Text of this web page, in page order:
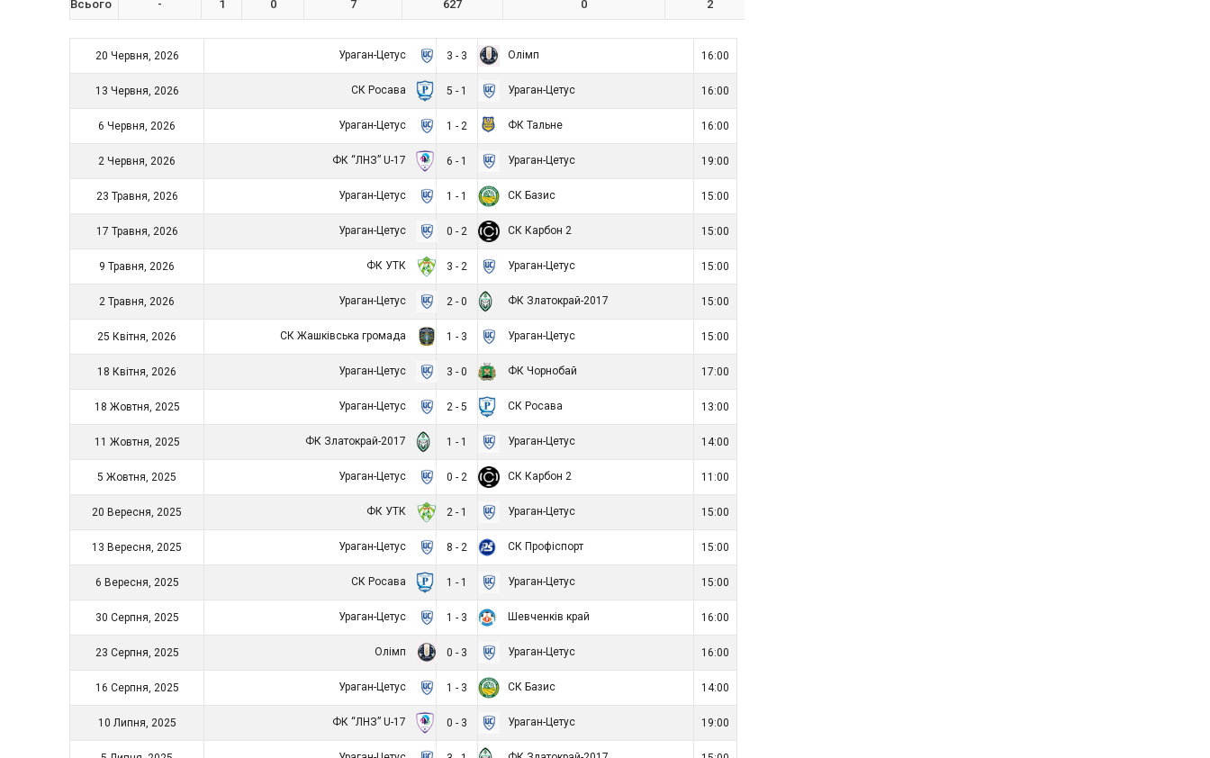
Всього - 1 0 7 627 0 2
20 Червня, 2026 Ураган-Цетус 3 - 3 Олімп 16:00
13 Червня, 2026 СК Росава 5 - 1 Ураган-Цетус 16:00
6 Червня, 2026 Ураган-Цетус 1 - 2 ФК Тальне 16:00
2 Червня, 2026 ФК “ЛНЗ” U-17 6 - 1 Ураган-Цетус 19:00
23 Травня, 2026 Ураган-Цетус 1 - 1 СК Базис 15:00
17 Травня, 2026 Ураган-Цетус 0 - 2 СК Карбон 2 15:00
9 Травня, 2026 ФК УТК 3 - 2 Ураган-Цетус 15:00
2 Травня, 2026 Ураган-Цетус 2 - 0 ФК Златокрай-2017 15:00
25 Квітня, 2026 СК Жашківська громада 1 - 3 Ураган-Цетус 15:00
18 Квітня, 2026 Ураган-Цетус 3 - 0 ФК Чорнобай 17:00
18 Жовтня, 2025 Ураган-Цетус 2 - 5 СК Росава 13:00
11 Жовтня, 2025 ФК Златокрай-2017 1 - 1 Ураган-Цетус 14:00
5 Жовтня, 2025 Ураган-Цетус 0 - 2 СК Карбон 2 11:00
20 Вересня, 2025 ФК УТК 2 - 1 Ураган-Цетус 15:00
13 Вересня, 2025 Ураган-Цетус 8 - 2 СК Профіспорт 15:00
6 Вересня, 2025 СК Росава 1 - 1 Ураган-Цетус 15:00
30 Серпня, 2025 Ураган-Цетус 1 - 3 Шевченків край 16:00
23 Серпня, 2025 Олімп 0 - 3 Ураган-Цетус 16:00
16 Серпня, 2025 Ураган-Цетус 1 - 3 СК Базис 14:00
10 Липня, 2025 ФК “ЛНЗ” U-17 0 - 3 Ураган-Цетус 19:00